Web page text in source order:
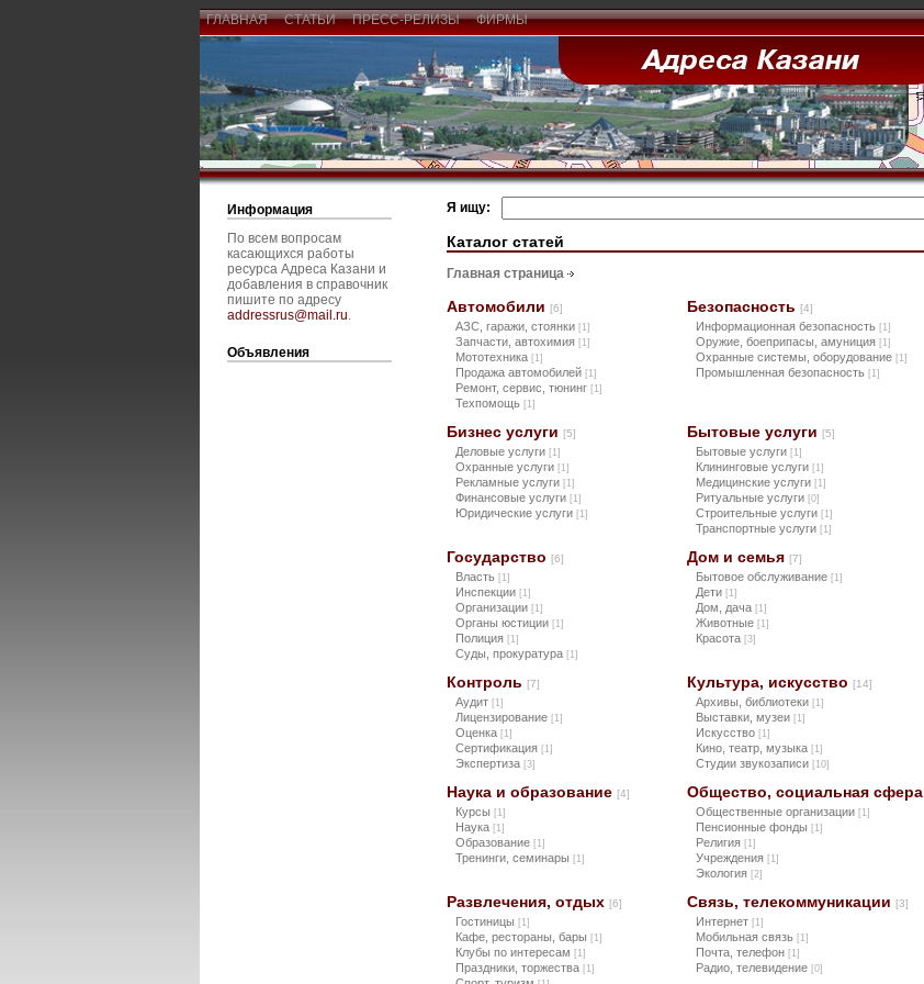
ГЛАВНАЯ СТАТЬИ ПРЕСС-РЕЛИЗЫ ФИРМЫ
Информация
По всем вопросам
касающихся работы
ресурса Адреса Казани и
добавления в справочник
пишите по адресу
addressrus@mail.ru.
Объявления
Я ищу:
Каталог статей
Главная страница
Автомобили [6]
АЗС, гаражи, стоянки [1]
Запчасти, автохимия [1]
Мототехника [1]
Продажа автомобилей [1]
Ремонт, сервис, тюнинг [1]
Техпомощь [1]
Безопасность [4]
Информационная безопасность [1]
Оружие, боеприпасы, амуниция [1]
Охранные системы, оборудование [1]
Промышленная безопасность [1]
Бизнес услуги [5]
Деловые услуги [1]
Охранные услуги [1]
Рекламные услуги [1]
Финансовые услуги [1]
Юридические услуги [1]
Бытовые услуги [5]
Бытовые услуги [1]
Клининговые услуги [1]
Медицинские услуги [1]
Ритуальные услуги [0]
Строительные услуги [1]
Транспортные услуги [1]
Государство [6]
Власть [1]
Инспекции [1]
Организации [1]
Органы юстиции [1]
Полиция [1]
Суды, прокуратура [1]
Дом и семья [7]
Бытовое обслуживание [1]
Дети [1]
Дом, дача [1]
Животные [1]
Красота [3]
Контроль [7]
Аудит [1]
Лицензирование [1]
Оценка [1]
Сертификация [1]
Экспертиза [3]
Культура, искусство [14]
Архивы, библиотеки [1]
Выставки, музеи [1]
Искусство [1]
Кино, театр, музыка [1]
Студии звукозаписи [10]
Наука и образование [4]
Курсы [1]
Наука [1]
Образование [1]
Тренинги, семинары [1]
Общество, социальная сфера
Общественные организации [1]
Пенсионные фонды [1]
Религия [1]
Учреждения [1]
Экология [2]
Развлечения, отдых [6]
Гостиницы [1]
Кафе, рестораны, бары [1]
Клубы по интересам [1]
Праздники, торжества [1]
Связь, телекоммуникации [3]
Интернет [1]
Мобильная связь [1]
Почта, телефон [1]
Радио, телевидение [0]